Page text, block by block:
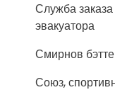
Служба
эвакуатора
Смирнов
Союз,